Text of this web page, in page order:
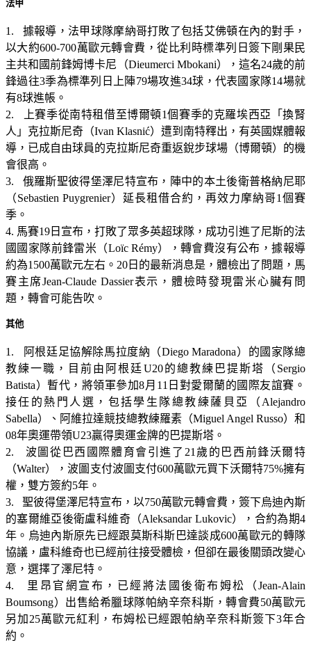
法甲
1. 據報導，法甲球隊摩納哥打敗了包括艾佛頓在內的對手，
以大約600-700萬歐元轉會費，從比利時標準列日簽下剛果民
主共和國前鋒姆博卡尼（Dieumerci Mbokani），這名24歲的前
鋒過往3季為標準列日上陣79場攻進34球，代表國家隊14場就
有8球進帳。
2. 上賽季從南特租借至博爾頓1個賽季的克羅埃西亞「換腎
人」克拉斯尼奇（Ivan Klasnić）遭到南特釋出，有英國媒體報
導，已成自由球員的克拉斯尼奇重返銳步球場（博爾頓）的機
會很高。
3. 俄羅斯聖彼得堡澤尼特宣布，陣中的本土後衛普格納尼耶
（Sebastien Puygrenier）延長租借合約，再效力摩納哥1個賽
季。
4. 馬賽19日宣布，打敗了眾多英超球隊，成功引進了尼斯的法
國國家隊前鋒雷米（Loïc Rémy），轉會費沒有公布，據報導
約為1500萬歐元左右。20日的最新消息是，體檢出了問題，馬
賽主席Jean-Claude Dassier表示，體檢時發現雷米心臟有問
題，轉會可能告吹。
其他
1. 阿根廷足協解除馬拉度納（Diego Maradona）的國家隊總
教練一職，目前由阿根廷U20的總教練巴提斯塔（Sergio
Batista）暫代，將領軍參加8月11日對愛爾蘭的國際友誼賽。
接任的熱門人選，包括學生隊總教練薩貝亞（Alejandro
Sabella）、阿維拉達競技總教練羅素（Miguel Angel Russo）和
08年奧運帶領U23贏得奧運金牌的巴提斯塔。
2. 波圖從巴西國際體育會引進了21歲的巴西前鋒沃爾特
（Walter），波圖支付波圖支付600萬歐元買下沃爾特75%擁有
權，雙方簽約5年。
3. 聖彼得堡澤尼特宣布，以750萬歐元轉會費，簽下烏迪內斯
的塞爾維亞後衛盧科維奇（Aleksandar Lukovic），合約為期4
年。烏迪內斯原先已經跟莫斯科斯巴達談成600萬歐元的轉隊
協議，盧科維奇也已經前往接受體檢，但卻在最後關頭改變心
意，選擇了澤尼特。
4. 里昂官網宣布，已經將法國後衛布姆松（Jean-Alain
Boumsong）出售給希臘球隊帕納辛奈科斯，轉會費50萬歐元
另加25萬歐元紅利，布姆松已經跟帕納辛奈科斯簽下3年合
約。